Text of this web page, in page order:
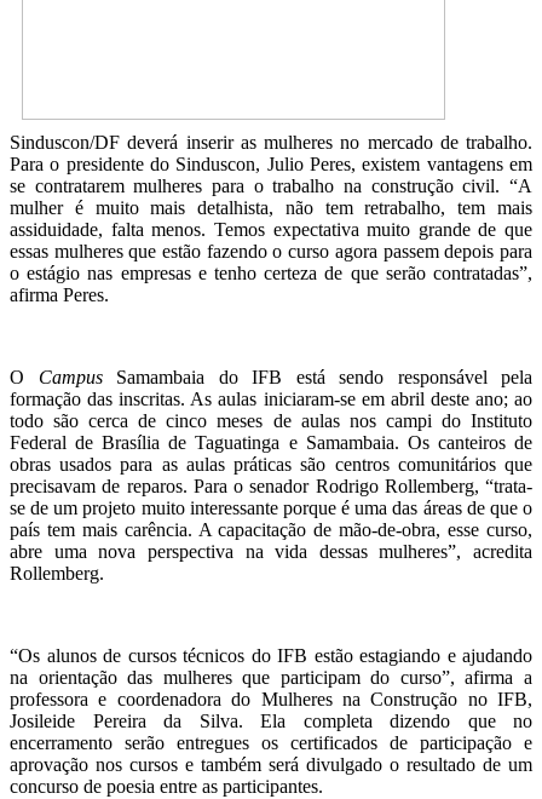
Sinduscon/DF deverá inserir as mulheres no mercado de trabalho.
Para o presidente do Sinduscon, Julio Peres, existem vantagens em
se contratarem mulheres para o trabalho na construção civil. “A
mulher é muito mais detalhista, não tem retrabalho, tem mais
assiduidade, falta menos. Temos expectativa muito grande de que
essas mulheres que estão fazendo o curso agora passem depois para
o estágio nas empresas e tenho certeza de que serão contratadas”,
afirma Peres.
O CampusSamambaia do IFB está sendo responsável pela
formação das inscritas. As aulas iniciaram-se em abril deste ano; ao
todo são cerca de cinco meses de aulas nos campi do Instituto
Federal de Brasília de Taguatinga e Samambaia. Os canteiros de
obras usados para as aulas práticas são centros comunitários que
precisavam de reparos. Para o senador Rodrigo Rollemberg, “trata-
se de um projeto muito interessante porque é uma das áreas de que o
país tem mais carência. A capacitação de mão-de-obra, esse curso,
abre uma nova perspectiva na vida dessas mulheres”, acredita
Rollemberg.
“Os alunos de cursos técnicos do IFB estão estagiando e ajudando
na orientação das mulheres que participam do curso”, afirma a
professora e coordenadora do Mulheres na Construção no IFB,
Josileide Pereira da Silva. Ela completa dizendo que no
encerramento serão entregues os certificados de participação e
aprovação nos cursos e também será divulgado o resultado de um
concurso de poesia entre as participantes.